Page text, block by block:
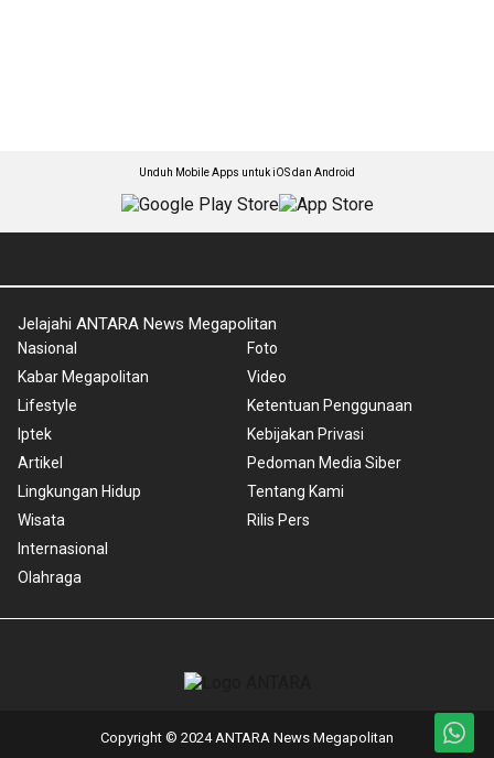
Unduh Mobile Apps untuk iOS dan Android
Jelajahi ANTARA News Megapolitan
Nasional
Kabar Megapolitan
Lifestyle
Iptek
Artikel
Lingkungan Hidup
Wisata
Internasional
Olahraga
Foto
Video
Ketentuan Penggunaan
Kebijakan Privasi
Pedoman Media Siber
Tentang Kami
Rilis Pers
Copyright © 2024 ANTARA News Megapolitan